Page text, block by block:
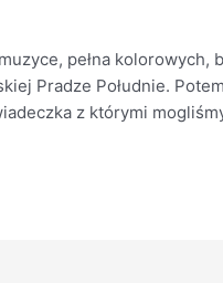
pełna
Pradze Południe.
z którymi